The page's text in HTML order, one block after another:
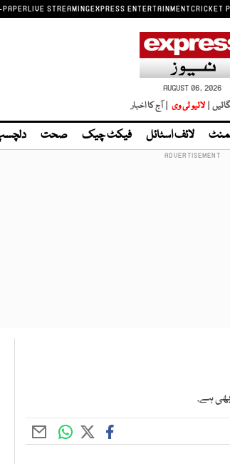
LIVE STREAMINGEXPRESS ENTERTAINMENTCRICKET
AUGUST 06, 2026
| لائیو ٹی وی | آج کا اخبار
لائف اسٹائل فیکٹ چیک صحت
ہے.